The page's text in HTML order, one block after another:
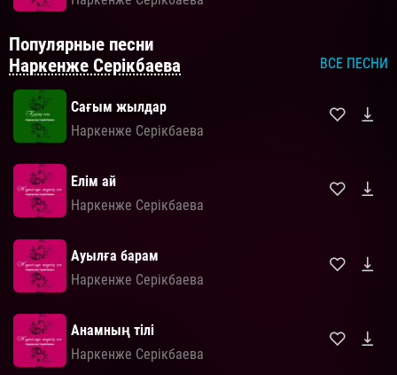
Популярные песни
Наркенже Серікбаева
ВСЕ ПЕСНИ
Сағым жылдар
Наркенже Серікбаева
Елім ай
Наркенже Серікбаева
Ауылға барам
Наркенже Серікбаева
Анамның тілі
Наркенже Серікбаева